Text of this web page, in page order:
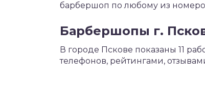
барбершоп по любому из
Барбершопы г.
В городе Пскове показаны 11
телефонов, рейтингами,